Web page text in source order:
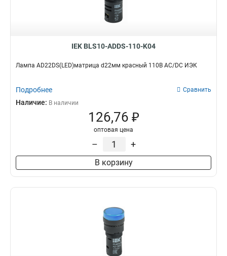
IEK BLS10-ADDS-110-K04
Лампа AD22DS(LED)матрица d22мм красный 110В AC/DC ИЭК
Подробнее Сравнить
Наличие: В наличии
126,76 ₽
оптовая цена
– +
В корзину